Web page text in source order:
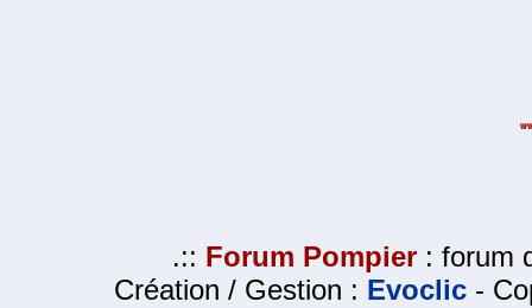
.:: Forum Pompier : forum
Création / Gestion : Evoclic -